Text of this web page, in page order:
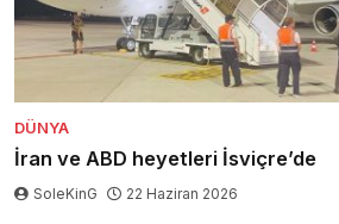
DÜNYA
İran ve ABD heyetleri İsviçre’de
SoleKinG 22 Haziran 2026